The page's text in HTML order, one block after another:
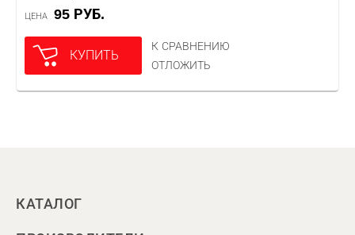
ЦЕНА 95 РУБ.
КУПИТЬ
К СРАВНЕНИЮ
ОТЛОЖИТЬ
КАТАЛОГ